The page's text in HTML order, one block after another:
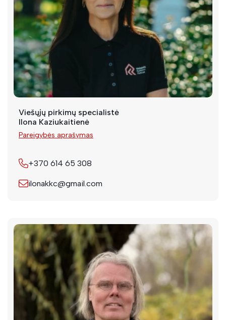
Viešųjų pirkimų specialistė
Ilona Kaziukaitienė
Pareigybės aprašymas
+370 614 65 308
ilonakkc@gmail.com